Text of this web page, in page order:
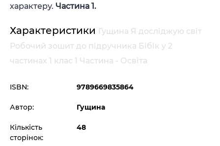
характеру. Частина 1.
Характеристики Гущина Я досліджую світ
Робочий зошит до підручника Бібік у 2
частинах 1 клас 1 Частина - Освіта
ISBN: 9789669835864
Автор: Гущина
Кількість
сторінок:
48